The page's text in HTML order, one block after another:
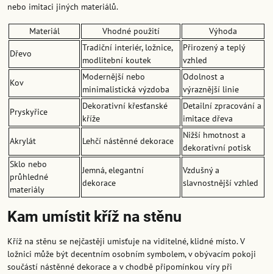
nebo imitaci jiných materiálů.
Materiál Vhodné použití Výhoda
Dřevo
Tradiční interiér, ložnice,
modlitební koutek
Přirozený a teplý
vzhled
Kov
Modernější nebo
minimalistická výzdoba
Odolnost a
výraznější linie
Pryskyřice
Dekorativní křesťanské
kříže
Detailní zpracování a
imitace dřeva
Akrylát Lehčí nástěnné dekorace
Nižší hmotnost a
dekorativní potisk
Sklo nebo
průhledné
materiály
Jemná, elegantní
dekorace
Vzdušný a
slavnostnější vzhled
Kam umístit kříž na stěnu
Kříž na stěnu se nejčastěji umisťuje na viditelné, klidné místo. V
ložnici může být decentním osobním symbolem, v obývacím pokoji
součástí nástěnné dekorace a v chodbě připomínkou víry při